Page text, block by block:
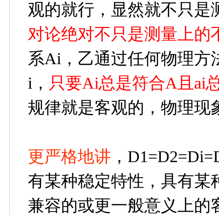
观的就行，显然就不只是
对论绝对不只是测量上的
系Ai，乙通过任何物理方
i， 只要Ai总是符合A且ai
规律就是客观的，物理现
更严格地讲 ，
有某种稳定特性，具有某
兼容的或更一般意义上的